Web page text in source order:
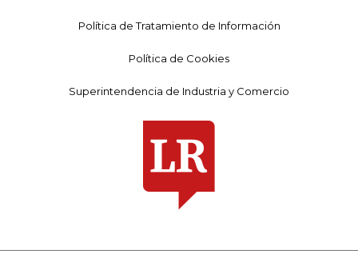
Política de Tratamiento de Información
Política de Cookies
Superintendencia de Industria y Comercio